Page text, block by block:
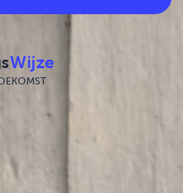
Wijze